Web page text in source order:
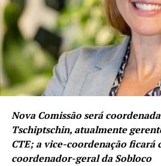
Nova Comissão será
Tschiptschin, atualmente
CTE; a vice-coordenação ficará
coordenador-geral da Sobloco